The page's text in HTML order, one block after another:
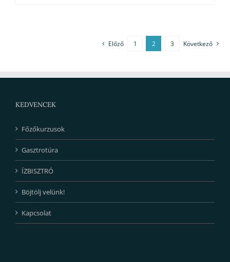
Előző 1 2 3 Következő
KEDVENCEK
Főzőkurzusok
Gasztrotúra
ÍZBISZTRÓ
Böjtölj velünk!
Kapcsolat